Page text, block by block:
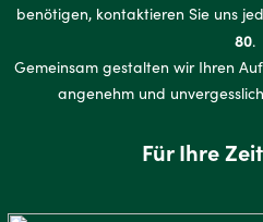
benötigen, kontaktieren Sie uns
80.
Gemeinsam gestalten wir Ihren
angenehm und
Für Ihre